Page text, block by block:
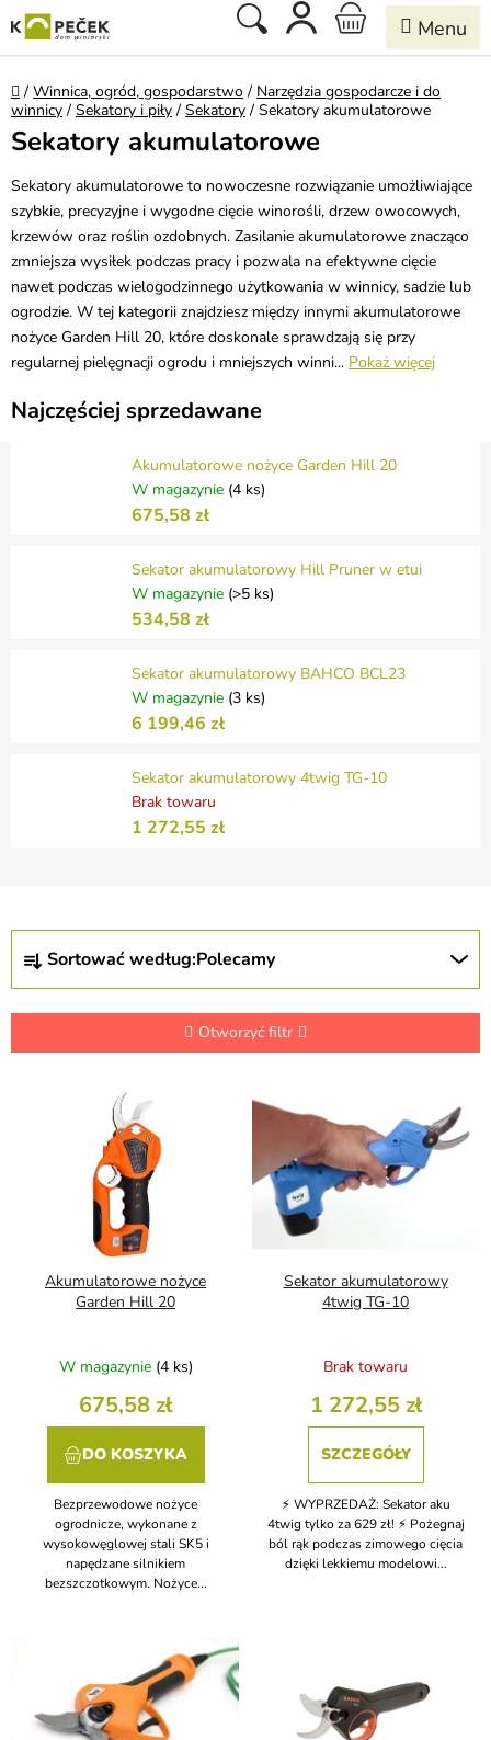
do
treści
Szukaj KOSZYK
Home
/ Winnica, ogród, gospodarstwo / Narzędzia gospodarcze i do
winnicy / Sekatory i piły / Sekatory / Sekatory akumulatorowe
Sekatory akumulatorowe
Sekatory akumulatorowe to nowoczesne rozwiązanie umożliwiające
szybkie, precyzyjne i wygodne cięcie winorośli, drzew owocowych,
krzewów oraz roślin ozdobnych. Zasilanie akumulatorowe znacząco
zmniejsza wysiłek podczas pracy i pozwala na efektywne cięcie
nawet podczas wielogodzinnego użytkowania w winnicy, sadzie lub
ogrodzie. W tej kategorii znajdziesz między innymi akumulatorowe
nożyce Garden Hill 20, które doskonale sprawdzają się przy
regularnej pielęgnacji ogrodu i mniejszych winni... Pokaż więcej
Najczęściej sprzedawane
Akumulatorowe nożyce Garden Hill 20
W magazynie (4 ks)
675,58 zł
Sekator akumulatorowy Hill Pruner w etui
W magazynie (>5 ks)
534,58 zł
Sekator akumulatorowy BAHCO BCL23
W magazynie (3 ks)
6 199,46 zł
Sekator akumulatorowy 4twig TG-10
Brak towaru
1 272,55 zł
S
r
t
w
Sortować według:Polecamy
Otworzyć filtr
Akumulatorowe nożyce
Garden Hill 20
W magazynie (4 ks)
675,58 zł
DO KOSZYKA
Bezprzewodowe nożyce
ogrodnicze, wykonane z
wysokowęglowej stali SK5 i
napędzane silnikiem
bezszczotkowym. Nożyce...
Sekator akumulatorowy
4twig TG-10
Brak towaru
1 272,55 zł
SZCZEGÓŁY
⚡ WYPRZEDAŻ: Sekator aku
4twig tylko za 629 zł! ⚡ Pożegnaj
ból rąk podczas zimowego cięcia
dzięki lekkiemu modelowi...